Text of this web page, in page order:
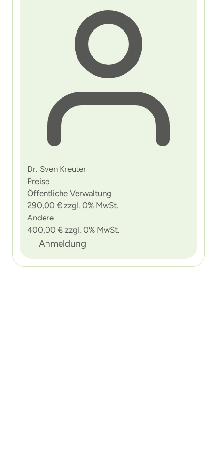
Dr. Sven Kreuter
Preise
Öffentliche Verwaltung
290,00 € zzgl. 0% MwSt.
Andere
400,00 € zzgl. 0% MwSt.
Anmeldung